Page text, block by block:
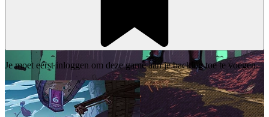
Je moet eerst inloggen om deze game aan je backlog toe te voegen.